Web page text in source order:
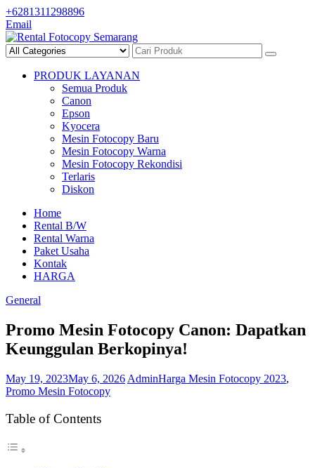
Skip
to
content
+6281311298896
Email
PRODUK LAYANAN
Semua Produk
Canon
Epson
Kyocera
Mesin Fotocopy Baru
Mesin Fotocopy Warna
Mesin Fotocopy Rekondisi
Terlaris
Diskon
Home
Rental B/W
Rental Warna
Paket Usaha
Kontak
HARGA
General
Promo Mesin Fotocopy Canon: Dapatkan
Keunggulan Berkopinya!
May 19, 2023May 6, 2026 AdminHarga Mesin Fotocopy 2023,
Promo Mesin Fotocopy
Table of Contents